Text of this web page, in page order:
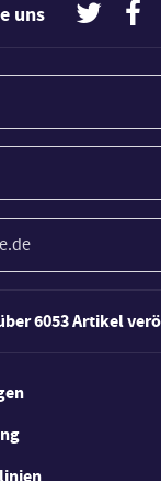
uns
6053 Artikel